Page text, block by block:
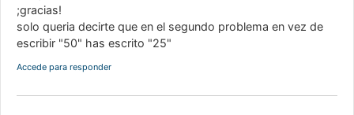
;gracias!
solo queria decirte que en el segundo problema en vez de
escribir "50" has escrito "25"
Accede para responder